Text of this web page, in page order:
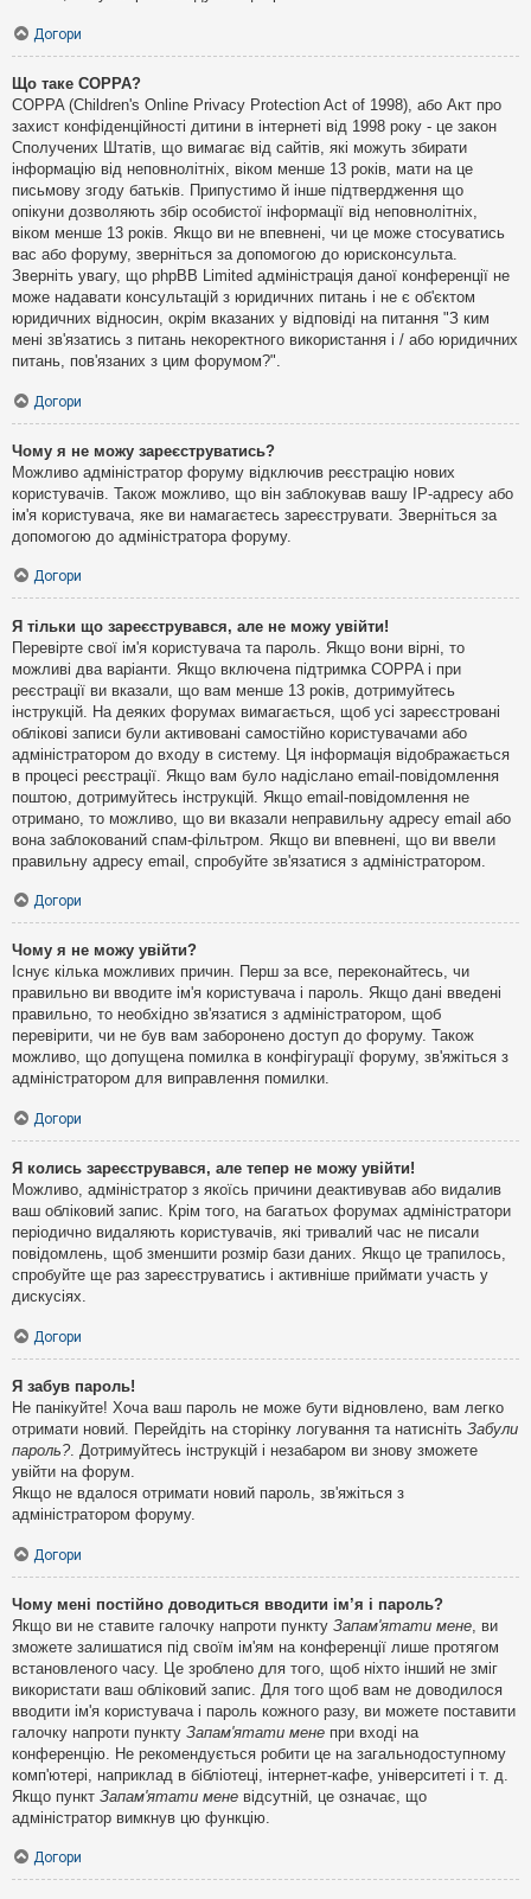
Догори
Що таке COPPA?
COPPA (Children's Online Privacy Protection Act of 1998), або Акт про
захист конфіденційності дитини в інтернеті від 1998 року - це закон
Сполучених Штатів, що вимагає від сайтів, які можуть збирати
інформацію від неповнолітніх, віком менше 13 років, мати на це
письмову згоду батьків. Припустимо й інше підтвердження що
опікуни дозволяють збір особистої інформації від неповнолітніх,
віком менше 13 років. Якщо ви не впевнені, чи це може стосуватись
вас або форуму, зверніться за допомогою до юрисконсульта.
Зверніть увагу, що phpBB Limited адміністрація даної конференції не
може надавати консультацій з юридичних питань і не є об'єктом
юридичних відносин, окрім вказаних у відповіді на питання "З ким
мені зв'язатись з питань некоректного використання і / або юридичних
питань, пов'язаних з цим форумом?".
Догори
Чому я не можу зареєструватись?
Можливо адміністратор форуму відключив реєстрацію нових
користувачів. Також можливо, що він заблокував вашу IP-адресу або
ім'я користувача, яке ви намагаєтесь зареєструвати. Зверніться за
допомогою до адміністратора форуму.
Догори
Я тільки що зареєструвався, але не можу увійти!
Перевірте свої ім'я користувача та пароль. Якщо вони вірні, то
можливі два варіанти. Якщо включена підтримка COPPA і при
реєстрації ви вказали, що вам менше 13 років, дотримуйтесь
інструкцій. На деяких форумах вимагається, щоб усі зареєстровані
облікові записи були активовані самостійно користувачами або
адміністратором до входу в систему. Ця інформація відображається
в процесі реєстрації. Якщо вам було надіслано email-повідомлення
поштою, дотримуйтесь інструкцій. Якщо email-повідомлення не
отримано, то можливо, що ви вказали неправильну адресу email або
вона заблокований спам-фільтром. Якщо ви впевнені, що ви ввели
правильну адресу email, спробуйте зв'язатися з адміністратором.
Догори
Чому я не можу увійти?
Існує кілька можливих причин. Перш за все, переконайтесь, чи
правильно ви вводите ім'я користувача і пароль. Якщо дані введені
правильно, то необхідно зв'язатися з адміністратором, щоб
перевірити, чи не був вам заборонено доступ до форуму. Також
можливо, що допущена помилка в конфігурації форуму, зв'яжіться з
адміністратором для виправлення помилки.
Догори
Я колись зареєструвався, але тепер не можу увійти!
Можливо, адміністратор з якоїсь причини деактивував або видалив
ваш обліковий запис. Крім того, на багатьох форумах адміністратори
періодично видаляють користувачів, які тривалий час не писали
повідомлень, щоб зменшити розмір бази даних. Якщо це трапилось,
спробуйте ще раз зареєструватись і активніше приймати участь у
дискусіях.
Догори
Я забув пароль!
Не панікуйте! Хоча ваш пароль не може бути відновлено, вам легко
отримати новий. Перейдіть на сторінку логування та натисніть Забули
пароль?. Дотримуйтесь інструкцій і незабаром ви знову зможете
увійти на форум.
Якщо не вдалося отримати новий пароль, зв'яжіться з
адміністратором форуму.
Догори
Чому мені постійно доводиться вводити ім’я і пароль?
Якщо ви не ставите галочку напроти пункту Запам'ятати мене , ви
зможете залишатися під своїм ім'ям на конференції лише протягом
встановленого часу. Це зроблено для того, щоб ніхто інший не зміг
використати ваш обліковий запис. Для того щоб вам не доводилося
вводити ім'я користувача і пароль кожного разу, ви можете поставити
галочку напроти пункту Запам'ятати мене при вході на
конференцію. Не рекомендується робити це на загальнодоступному
комп'ютері, наприклад в бібліотеці, інтернет-кафе, університеті і т. д.
Якщо пункт Запам'ятати мене відсутній, це означає, що
адміністратор вимкнув цю функцію.
Догори